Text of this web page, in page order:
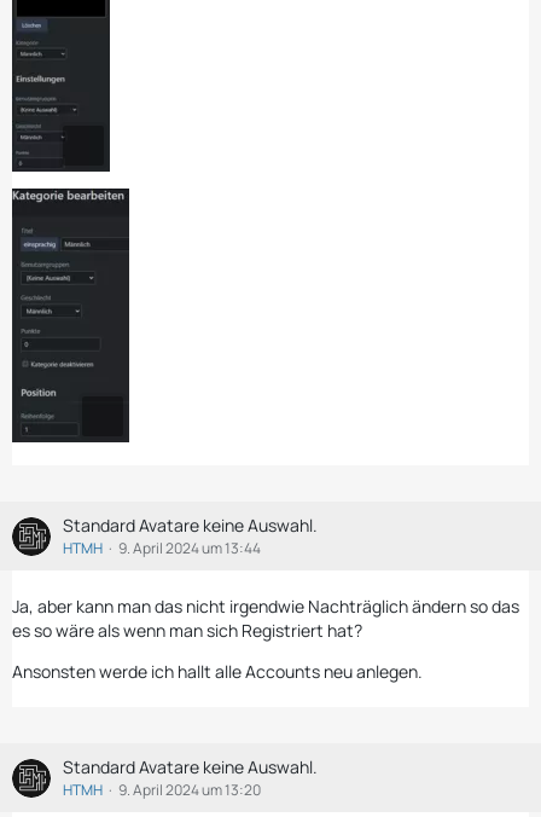
Standard Avatare keine Auswahl.
HTMH 9. April 2024 um 13:44
Ja, aber kann man das nicht irgendwie Nachträglich ändern so das
es so wäre als wenn man sich Registriert hat?
Ansonsten werde ich hallt alle Accounts neu anlegen.
Standard Avatare keine Auswahl.
HTMH 9. April 2024 um 13:20